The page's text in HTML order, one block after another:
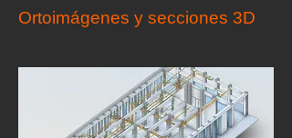
Ortoimágenes y secciones 3D